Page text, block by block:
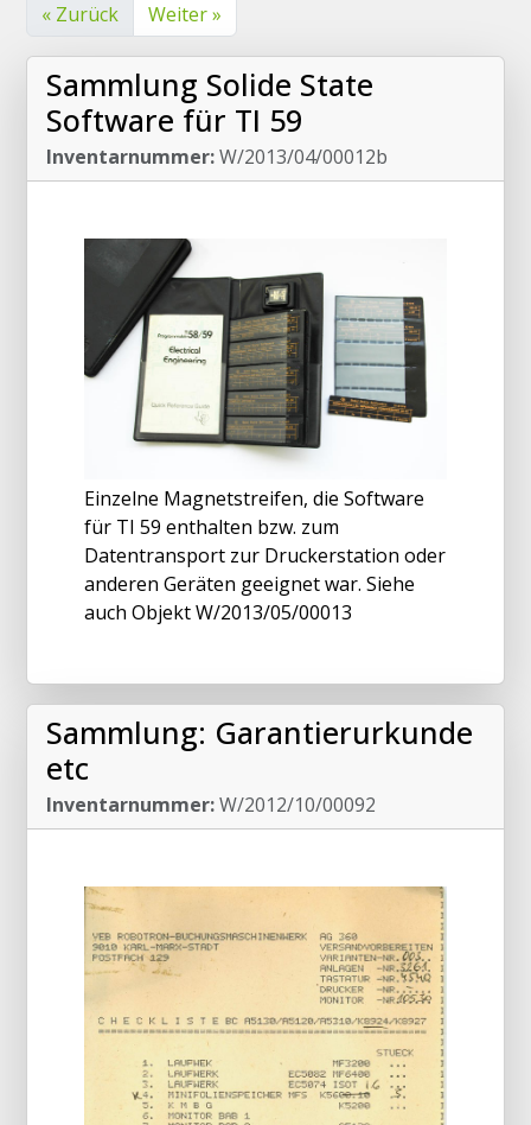
« Zurück Weiter »
Sammlung Solide State
Software für TI 59
Inventarnummer:W/2013/04/00012b
Einzelne Magnetstreifen, die Software
für TI 59 enthalten bzw. zum
Datentransport zur Druckerstation oder
anderen Geräten geeignet war. Siehe
auch Objekt W/2013/05/00013
Sammlung: Garantierurkunde
etc
Inventarnummer:W/2012/10/00092